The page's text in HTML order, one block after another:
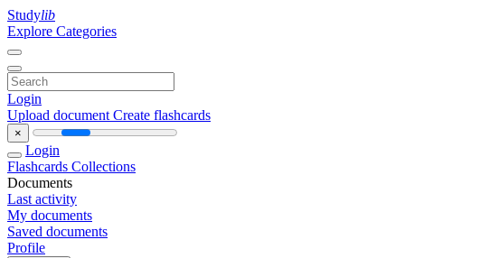
Studylib
Explore Categories
Login
Upload document Create flashcards
×
Login
Flashcards Collections
Documents
Last activity
My documents
Saved documents
Profile